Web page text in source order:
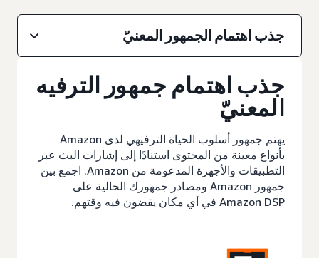
جذب اهتمام الجمهور المعنيّ
جذب اهتمام جمهور الترفيه
المعنيّ
يهتم جمهور أسلوب الحياة الترفيهي لدى Amazon
بأنواع معينة من المحتوى استنادًا إلى إشارات البث عبر
التطبيقات والأجهزة المدعومة من Amazon. اجمع بين
جمهور Amazon ومصادر جمهورك الحالية على
Amazon DSP في أي مكان يقضون فيه وقتهم.